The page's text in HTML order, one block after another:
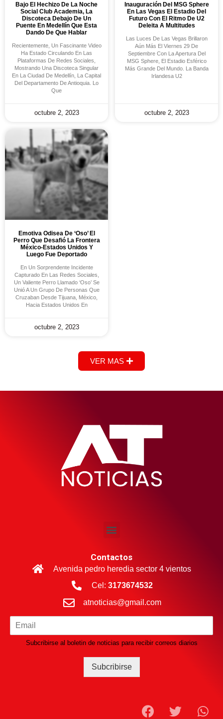
Bajo El Hechizo De La Noche
Social Club Academia, La
Discoteca Debajo De Un
Puente En Medellín Que Esta
Dando De Que Hablar
Recientemente, Un Fascinante Video
Ha Estado Circulando En Las
Plataformas De Redes Sociales,
Mostrando Una Discoteca Singular
En La Ciudad De Medellín, La Capital
Del Departamento De Antioquia. Lo
Que
octubre 2, 2023
Inauguración Del MSG Sphere
En Las Vegas El Estadio Del
Futuro Con El Ritmo De U2
Deleita A Multitudes
Las Luces De Las Vegas Brillaron
Aún Más El Viernes 29 De
Septiembre Con La Apertura Del
MSG Sphere, El Estadio Esférico
Más Grande Del Mundo. La Banda
Irlandesa U2
octubre 2, 2023
Emotiva Odisea De ‘Oso’ El
Perro Que Desafió La Frontera
México-Estados Unidos Y
Luego Fue Deportado
En Un Sorprendente Incidente
Capturado En Las Redes Sociales,
Un Valiente Perro Llamado ‘Oso’ Se
Unió A Un Grupo De Personas Que
Cruzaban Desde Tijuana, México,
Hacia Estados Unidos En
octubre 2, 2023
VER MAS
Contactos
Avenida pedro heredia sector 4 vientos
Cel: 3173674532
atnoticias@gmail.com
Subcribirse al boletin de noticias para recibir correos diarios
Subcribirse